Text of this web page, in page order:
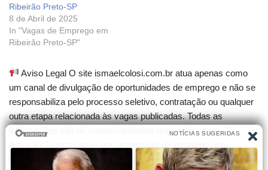
Ribeirão Preto-SP
8 de Abril de 2025
In "Vagas de Emprego em
Ribeirão Preto-SP"
Aviso Legal O site ismaelcolosi.com.br atua apenas como
um canal de divulgação de oportunidades de emprego e não se
responsabiliza pelo processo seletivo, contratação ou qualquer
outra etapa relacionada às vagas publicadas. Todas as
informações são de responsabilidade dos anunciantes.
compre cursos que garantam contratação. Desconfie de